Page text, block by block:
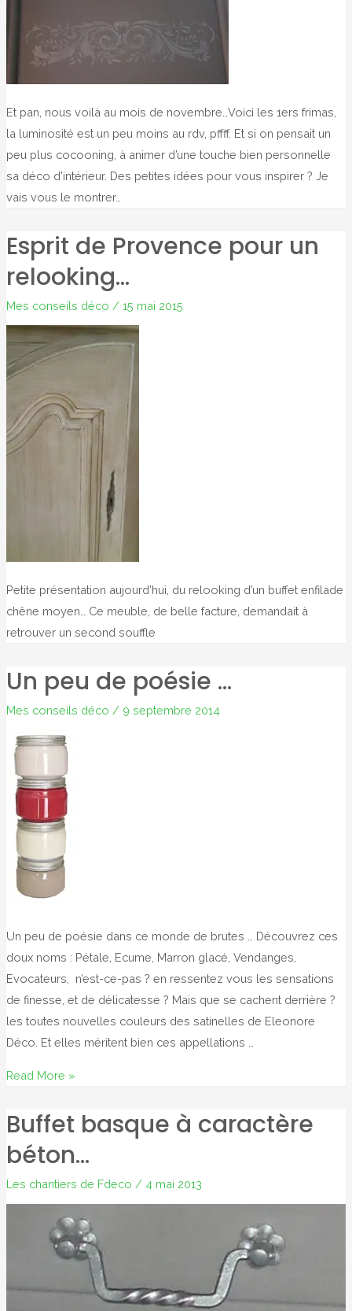
Et pan, nous voilà au mois de novembre…Voici les 1ers frimas,
la luminosité est un peu moins au rdv, pffff. Et si on pensait un
peu plus cocooning, à animer d’une touche bien personnelle
sa déco d’intérieur. Des petites idées pour vous inspirer ? Je
vais vous le montrer…
Esprit de Provence pour un
relooking…
Mes conseils déco / 15 mai 2015
Petite présentation aujourd’hui, du relooking d’un buffet enfilade
chêne moyen… Ce meuble, de belle facture, demandait à
retrouver un second souffle
Un peu de poésie …
Mes conseils déco / 9 septembre 2014
Un peu de poésie dans ce monde de brutes … Découvrez ces
doux noms : Pétale, Ecume, Marron glacé, Vendanges,
Evocateurs, n’est-ce-pas ? en ressentez vous les sensations
de finesse, et de délicatesse ? Mais que se cachent derrière ?
les toutes nouvelles couleurs des satinelles de Eleonore
Déco. Et elles méritent bien ces appellations …
Un
de
…
Read More »
Buffet basque à caractère
béton…
Les chantiers de Fdeco / 4 mai 2013